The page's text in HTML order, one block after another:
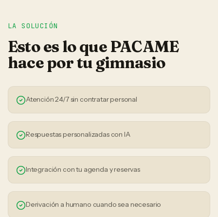
LA SOLUCIÓN
Esto es lo que PACAME
hace por tu gimnasio
Atención 24/7 sin contratar personal
Respuestas personalizadas con IA
Integración con tu agenda y reservas
Derivación a humano cuando sea necesario